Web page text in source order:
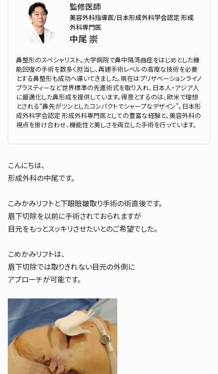
監修医師
美容外科指導医/日本形成外科学会認定 形成
外科専門医
中尾 崇
鼻整形のスペシャリスト。大学病院で鼻中隔湾曲症をはじめとした機
能回復の手術を数多く担当し、再建手術レベルの高度な技術を必要
とする鼻整形も成功へ導いてきました。現在はプリザベーションライノ
プラスティーなど世界標準の先進術式を取り入れ、日本人・アジア人
に最適化した鼻形成を提供しています。得意とするのは、欧米で理想
とされる“鼻先がツンとしたコンパクトでシャープなデザイン”。日本形
成外科学会認定 形成外科専門医としての豊富な経験と、美容外科の
視点を掛け合わせ、機能性と美しさを両立した手術を行っています。
こんにちは、
形成外科の中尾です。
こみかみリフトと下眼瞼皺取り手術の術直後です。
眉下切除を以前に手術されておられますが
目元をもっとスッキリさせたいとのご希望でした。
こめかみリフトは、
眉下切除では取りきれない目元の外側に
アプローチが可能です。